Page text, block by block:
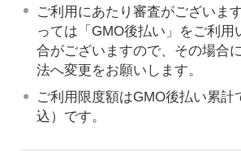
ご利用にあたり審査がございま
っては「GMO後払い」をご利用
合がございますので、その場合
法へ変更をお願いします。
ご利用限度額はGMO後払い累計
込）です。